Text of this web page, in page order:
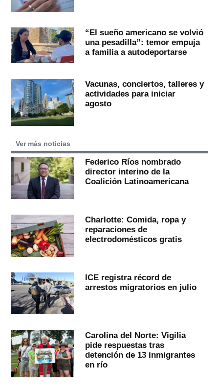
“El sueño americano se volvió
una pesadilla”: temor empuja
a familia a autodeportarse
Vacunas, conciertos, talleres y
actividades para iniciar
agosto
Ver más noticias
Federico Ríos nombrado
director interino de la
Coalición Latinoamericana
Charlotte: Comida, ropa y
reparaciones de
electrodomésticos gratis
ICE registra récord de
arrestos migratorios en julio
Carolina del Norte: Vigilia
pide respuestas tras
detención de 13 inmigrantes
en río